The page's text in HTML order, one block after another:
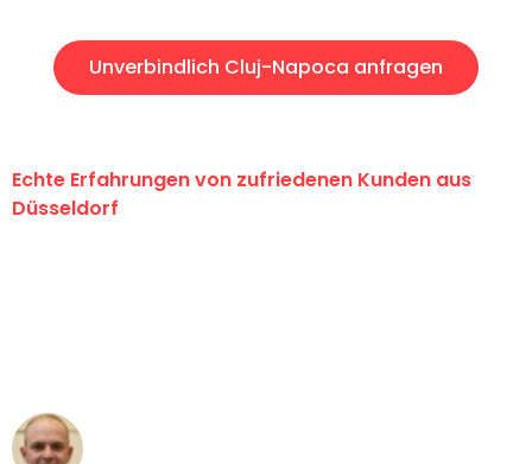
Unverbindlich Cluj-Napoca anfragen
Echte Erfahrungen von zufriedenen Kunden aus
Düsseldorf